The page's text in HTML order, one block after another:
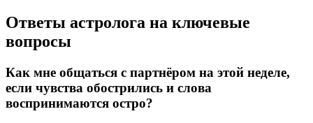
Ответы астролога на ключевые
вопросы
Как мне общаться с партнёром на этой неделе,
если чувства обострились и слова
воспринимаются остро?